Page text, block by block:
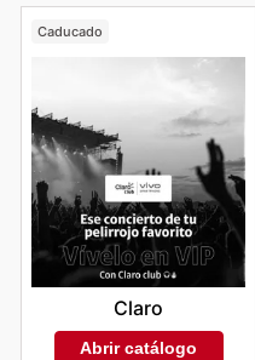
Caducado
Claro
Abrir catálogo